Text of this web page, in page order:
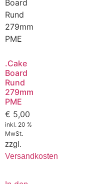
.Cake
Board
Rund
279mm
PME
€ 5,00
inkl. 20 %
MwSt.
zzgl.
Versandkosten